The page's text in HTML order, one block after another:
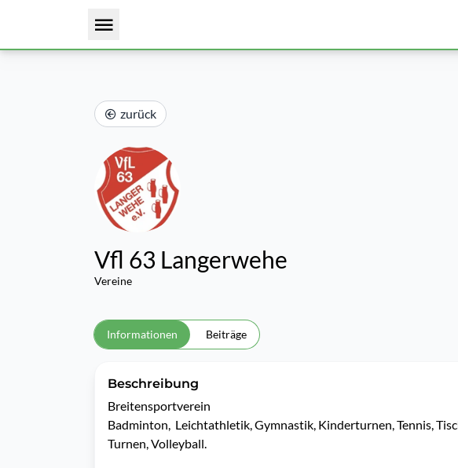
zurück
Vfl 63 Langerwehe
Vereine
Informationen Beiträge
Beschreibung
Breitensportverein
Badminton,  Leichtathletik, Gymnastik, Kinderturnen, Tennis,
Turnen, Volleyball.